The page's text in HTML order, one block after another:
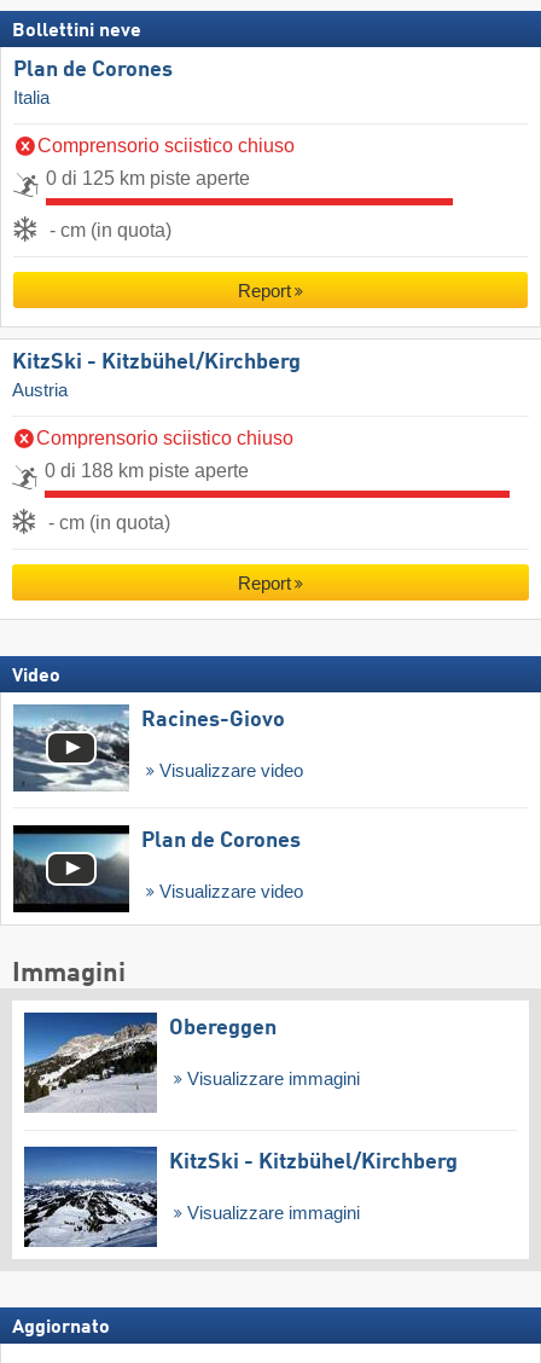
Bollettini neve
Plan de Corones
Italia
Comprensorio sciistico chiuso
0 di 125 km piste aperte
- cm (in quota)
Report
KitzSki - Kitzbühel/​Kirchberg
Austria
Comprensorio sciistico chiuso
0 di 188 km piste aperte
- cm (in quota)
Report
Video
Racines-Giovo
Visualizzare video
Plan de Corones
Visualizzare video
Immagini
Obereggen
Visualizzare immagini
KitzSki - Kitzbühel/​Kirchberg
Visualizzare immagini
Aggiornato